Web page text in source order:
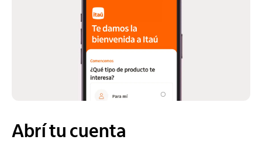
Abrí tu cuenta